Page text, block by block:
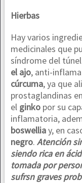
Hierbas
Hay varios
medicinales que
síndrome del
el ajo, anti-
cúrcuma, ya que
prostaglandinas
el ginkopor su
inflamatoria,
boswelliay, en
negro. Atención
siendo rica en
tomada por
sufrsn graves